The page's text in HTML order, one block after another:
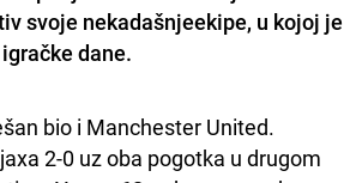
svoje nekadašnjeekipe, u kojoj je
dane.
bio i Manchester United.
2-0 uz oba pogotka u drugom